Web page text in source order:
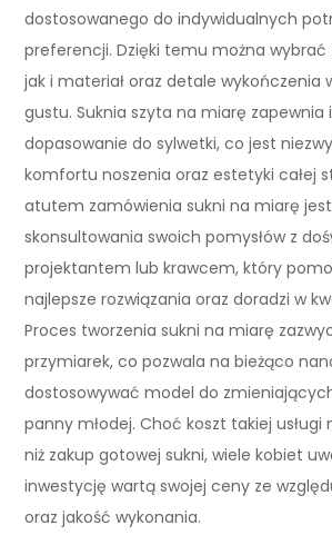
dostosowanego do indywidualnych
preferencji. Dzięki temu można wybrać
jak i materiał oraz detale wykończenia
gustu. Suknia szyta na miarę zapewnia
dopasowanie do sylwetki, co jest
komfortu noszenia oraz estetyki całej
atutem zamówienia sukni na miarę
skonsultowania swoich pomysłów z
projektantem lub krawcem, który
najlepsze rozwiązania oraz doradzi w
Proces tworzenia sukni na miarę
przymiarek, co pozwala na bieżąco
dostosowywać model do
panny młodej. Choć koszt takiej usługi
niż zakup gotowej sukni, wiele kobiet
inwestycję wartą swojej ceny ze
oraz jakość wykonania.